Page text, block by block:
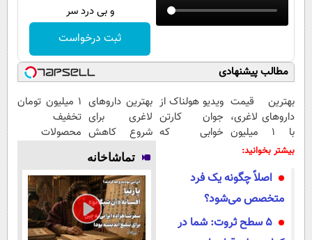
و بی درد سر
ثبت درخواست
مطالب پیشنهادی
بهترین قیمت
داروهای لاغری،
با ۱ میلیون
تخفیف و ارسال
ویدیو هولناک از
جوان کارتن
خوابی که
بهترین داروهای
لاغری برای
شروع کاهش
وزن، ارسال از
داروخانه های
نزدیکت!
۱ میلیون تومان
تخفیف
محصولات
شروع کاهش
وزن
بیشتر بخوانید:
اصلاً چگونه یک فرد
متخصص می‌شود؟
5 سطح ثروت: شما در
تماشاخانه